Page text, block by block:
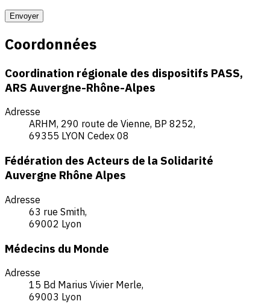
Envoyer
Coordonnées
Coordination régionale des dispositifs PASS,
ARS Auvergne-Rhône-Alpes
Adresse
ARHM, 290 route de Vienne, BP 8252,
69355 LYON Cedex 08
Fédération des Acteurs de la Solidarité
Auvergne Rhône Alpes
Adresse
63 rue Smith,
69002 Lyon
Médecins du Monde
Adresse
15 Bd Marius Vivier Merle,
69003 Lyon